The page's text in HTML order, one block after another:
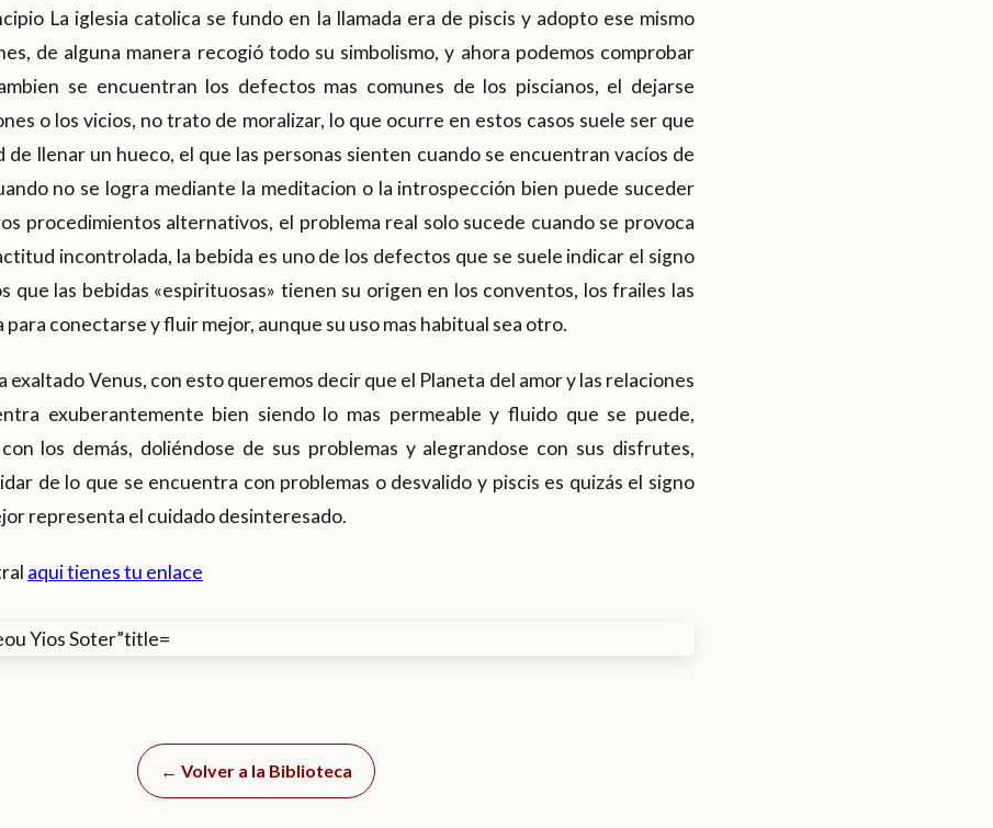
La iglesia catolica se fundo en la llamada era de piscis y adopto ese mismo
de alguna manera recogió todo su simbolismo, y ahora podemos comprobar
se encuentran los defectos mas comunes de los piscianos, el dejarse
o los vicios, no trato de moralizar, lo que ocurre en estos casos suele ser que
de llenar un hueco, el que las personas sienten cuando se encuentran vacíos de
no se logra mediante la meditacion o la introspección bien puede suceder
procedimientos alternativos, el problema real solo sucede cuando se provoca
incontrolada, la bebida es uno de los defectos que se suele indicar el signo
que las bebidas «espirituosas» tienen su origen en los conventos, los frailes las
para conectarse y fluir mejor, aunque su uso mas habitual sea otro.
exaltado Venus, con esto queremos decir que el Planeta del amor y las relaciones
exuberantemente bien siendo lo mas permeable y fluido que se puede,
los demás, doliéndose de sus problemas y alegrandose con sus disfrutes,
de lo que se encuentra con problemas o desvalido y piscis es quizás el signo
representa el cuidado desinteresado.
aqui tienes tu enlace
← Volver a la Biblioteca